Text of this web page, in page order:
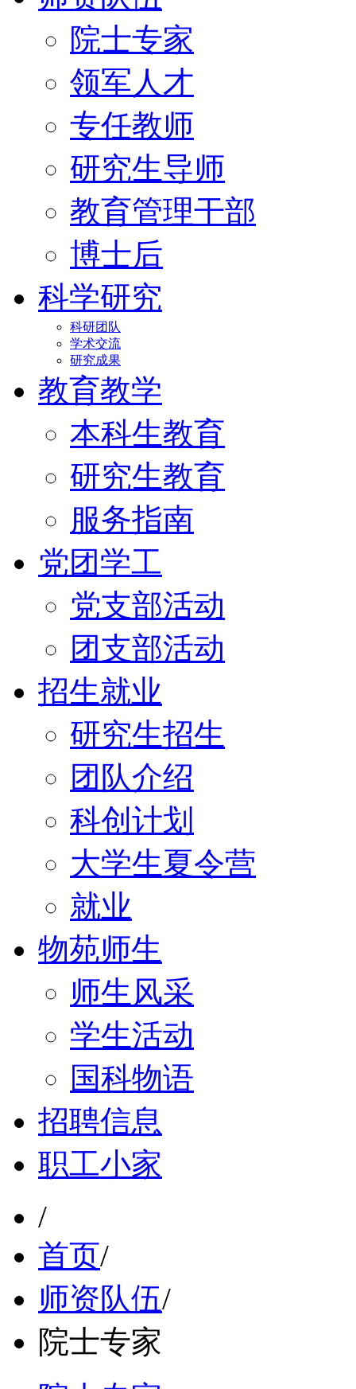
院士专家
领军人才
专任教师
研究生导师
教育管理干部
博士后
科学研究
科研团队
学术交流
研究成果
教育教学
本科生教育
研究生教育
服务指南
党团学工
党支部活动
团支部活动
招生就业
研究生招生
团队介绍
科创计划
大学生夏令营
就业
物苑师生
师生风采
学生活动
国科物语
招聘信息
职工小家
/
首页/
师资队伍/
院士专家